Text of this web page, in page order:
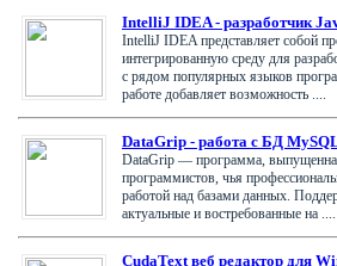
IntelliJ IDEA - разработчик
IntelliJ IDEA представляет собой
интегрированную среду для
с рядом популярных языков
работе добавляет возможность ....
DataGrip - работа с БД
DataGrip — программа,
программистов, чья
работой над базами данных.
актуальные и востребованные на ....
CudaText веб редактор для